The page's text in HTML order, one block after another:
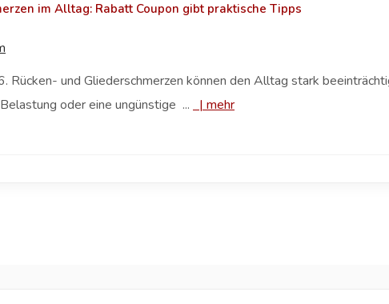
im Alltag: Rabatt Coupon gibt praktische Tipps
Rücken- und Gliederschmerzen können den Alltag stark
oder eine ungünstige ... |mehr